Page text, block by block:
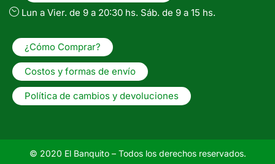
Lun a Vier. de 9 a 20:30 hs. Sáb. de 9 a 15 hs.
¿Cómo Comprar?
Costos y formas de envío
Política de cambios y devoluciones
© 2020 El Banquito – Todos los derechos reservados.